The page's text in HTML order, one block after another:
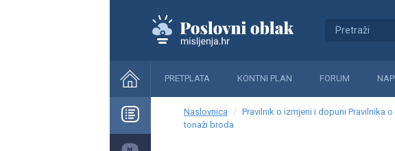
PRETPLATA KONTNI PLAN FORUM
Naslovnica
Pravilnik o izmjeni i dopuni Pravilnika
tonaži broda